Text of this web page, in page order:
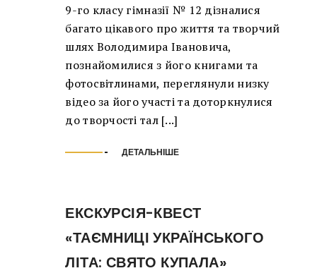
9-го класу гімназії № 12 дізналися
багато цікавого про життя та творчий
шлях Володимира Івановича,
познайомилися з його книгами та
фотосвітлинами, переглянули низку
відео за його участі та доторкнулися
до творчості тал [...]
ДЕТАЛЬНІШЕ
ЕКСКУРСІЯ-КВЕСТ
«ТАЄМНИЦІ УКРАЇНСЬКОГО
ЛІТА: СВЯТО КУПАЛА»